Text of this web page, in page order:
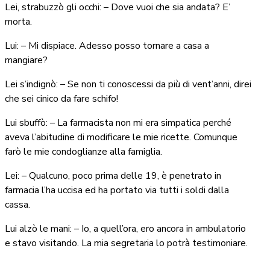
Lei, strabuzzò gli occhi: – Dove vuoi che sia andata? E’
morta.
Lui: – Mi dispiace. Adesso posso tornare a casa a
mangiare?
Lei s’indignò: – Se non ti conoscessi da più di vent’anni, direi
che sei cinico da fare schifo!
Lui sbuffò: – La farmacista non mi era simpatica perché
aveva l’abitudine di modificare le mie ricette. Comunque
farò le mie condoglianze alla famiglia.
Lei: – Qualcuno, poco prima delle 19, è penetrato in
farmacia l’ha uccisa ed ha portato via tutti i soldi dalla
cassa.
Lui alzò le mani: – Io, a quell’ora, ero ancora in ambulatorio
e stavo visitando. La mia segretaria lo potrà testimoniare.